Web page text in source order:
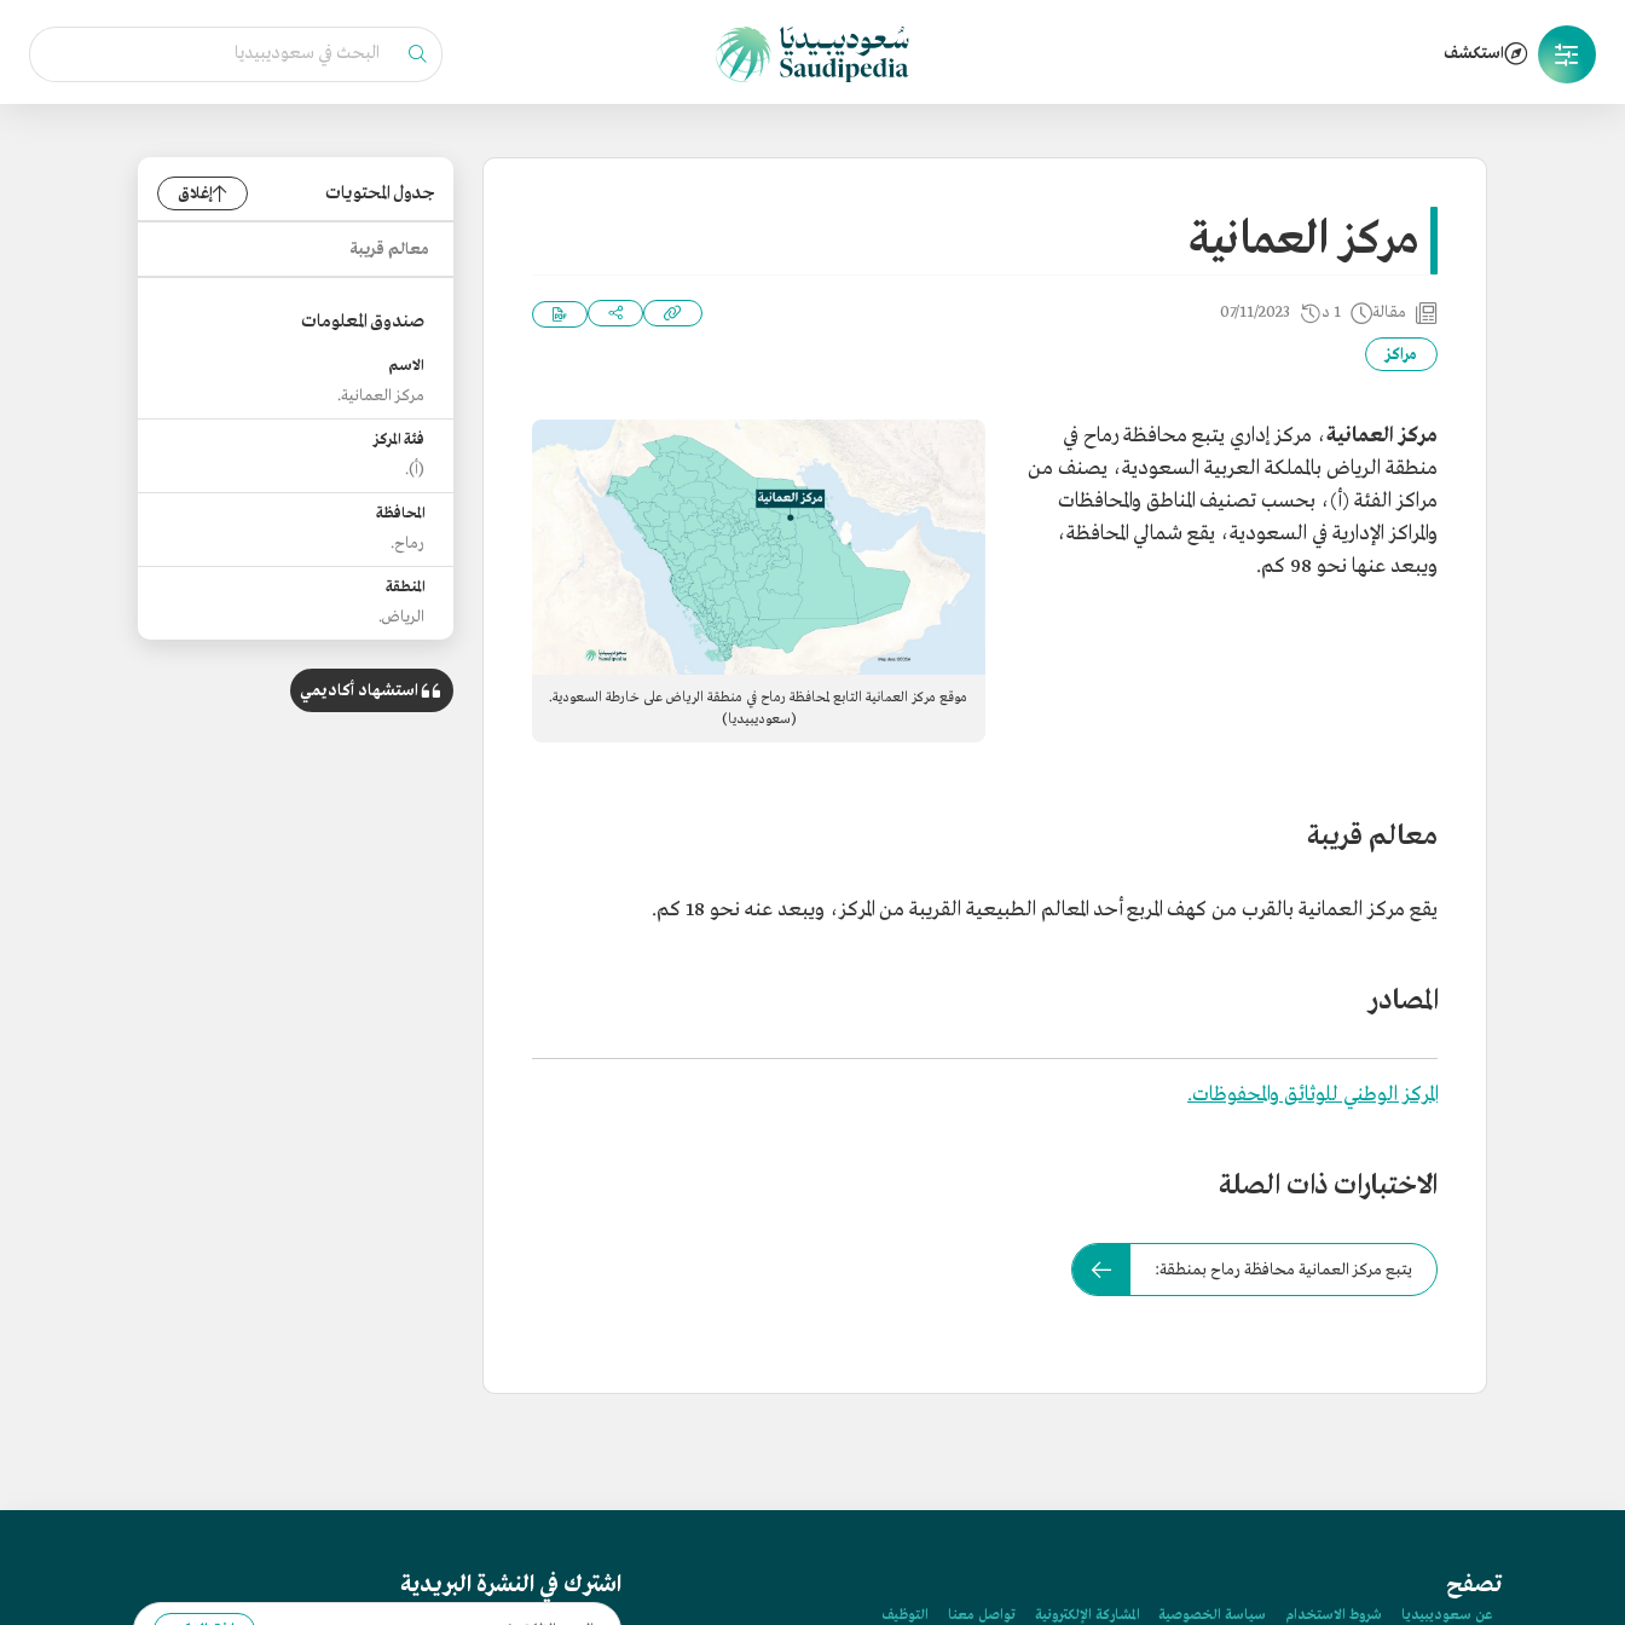
استكشف
مركز العمانية
مقالة 1 د 07/11/2023
مراكز
موقع مركز العمانية التابع لمحافظة رماح في منطقة الرياض على خارطة السعودية.
(سعوديبيديا)
مركز العمانية، مركز إداري يتبع محافظة رماح في
منطقة الرياض بالمملكة العربية السعودية، يصنف من
مراكز الفئة (أ)، بحسب تصنيف المناطق والمحافظات
والمراكز الإدارية في السعودية، يقع شمالي المحافظة،
ويبعد عنها نحو 98 كم.
معالم قريبة
يقع مركز العمانية بالقرب من كهف المربع أحد المعالم الطبيعية القريبة من المركز، ويبعد عنه نحو 18 كم.
المصادر
المركز الوطني للوثائق والمحفوظات.
الاختبارات ذات الصلة
يتبع مركز العمانية محافظة رماح بمنطقة:
جدول المحتويات إغلاق
معالم قريبة
صندوق المعلومات
الاسم
مركز العمانية.
فئة المركز
(أ).
المحافظة
رماح.
المنطقة
الرياض.
استشهاد أكاديمي
تصفح
عن سعوديبيديا شروط الاستخدام سياسة الخصوصية المشاركة الإلكترونية تواصل معنا التوظيف
اشترك في النشرة البريدية